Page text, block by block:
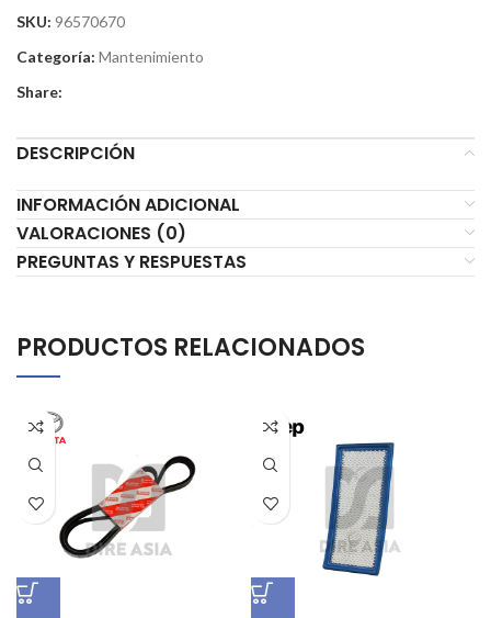
SKU: 96570670
Categoría: Mantenimiento
Share:
DESCRIPCIÓN
INFORMACIÓN ADICIONAL
VALORACIONES (0)
PREGUNTAS Y RESPUESTAS
PRODUCTOS RELACIONADOS